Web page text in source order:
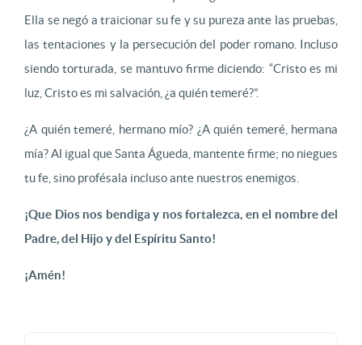
Ella se negó a traicionar su fe y su pureza ante las pruebas,
las tentaciones y la persecución del poder romano. Incluso
siendo torturada, se mantuvo firme diciendo: “Cristo es mi
luz, Cristo es mi salvación, ¿a quién temeré?”.
¿A quién temeré, hermano mío? ¿A quién temeré, hermana
mía? Al igual que Santa Águeda, mantente firme; no niegues
tu fe, sino profésala incluso ante nuestros enemigos.
¡Que Dios nos bendiga y nos fortalezca, en el nombre del
Padre, del Hijo y del Espíritu Santo!
¡Amén!